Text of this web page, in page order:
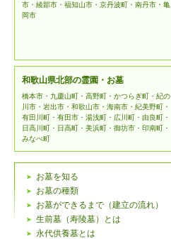
市・綾部市・福知山市・京丹波町・南丹市・亀
岡市
和歌山県北部の霊園・お墓
橋本市・九慶山町・高野町・かつらぎ町・紀の
川市・岩出市・和歌山市・海南市・紀美野町・
有田川町・有田市・湯浅町・広川町・由良町・
日高川町・日高町・美浜町・御坊市・印南町・
みなべ町
お墓を知る
お墓の種類
お墓ができるまで（建立の流れ）
生前墓（寿陵墓）とは
永代供養墓とは